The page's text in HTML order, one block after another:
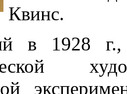
Квинс.
в 1928 г.,